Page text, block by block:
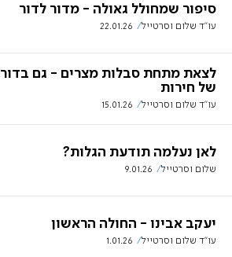
סיפור שמחולל גאולה - מדור לדור
עו''ד שלום וסרטייל 22.01.26
לצאת מתחת סבלות מצרים - גם בדור
של חירות
עו''ד שלום וסרטייל 15.01.26
לאן נעלמה תודעת הגלות?
שלום וסרטייל 9.01.26
יעקב אבינו - החולה הראשון
עו''ד שלום וסרטייל 1.01.26